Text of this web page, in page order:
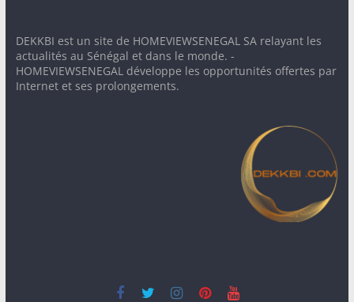
DEKKBI est un site de HOMEVIEWSENEGAL SA relayant les
actualités au Sénégal et dans le monde. -
HOMEVIEWSENEGAL développe les opportunités offertes par
Internet et ses prolongements.